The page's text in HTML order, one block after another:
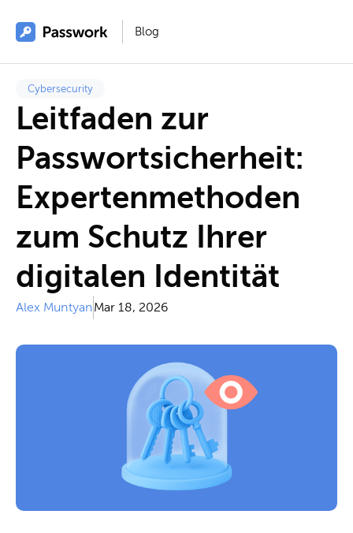
Blog
Cybersecurity
Leitfaden zur
Passwortsicherheit:
Expertenmethoden
zum Schutz Ihrer
digitalen Identität
Alex MuntyanMar 18, 2026